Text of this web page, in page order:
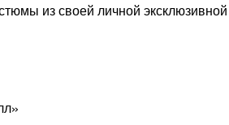
из своей личной эксклюзивной